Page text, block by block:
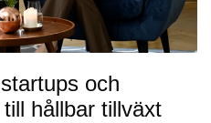
och
hållbar tillväxt